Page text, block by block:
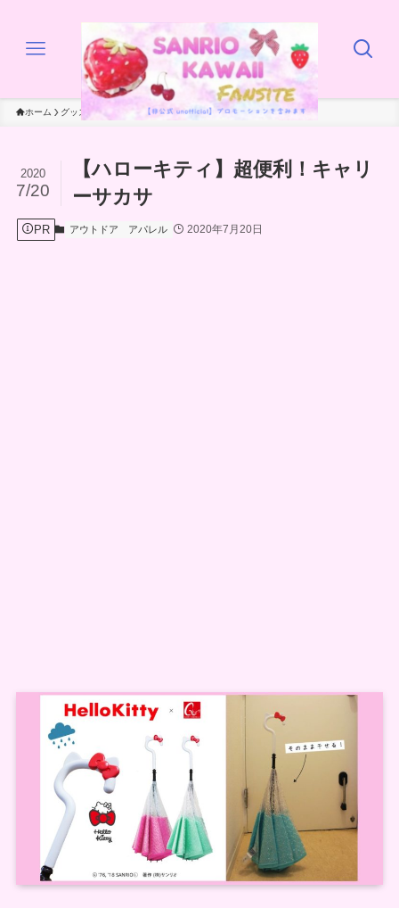
ホーム グッズ アウトドア
【ハローキティ】超便利！キャリ
ーサカサ
2020
7/20
PR アウトドア アパレル 2020年7月20日